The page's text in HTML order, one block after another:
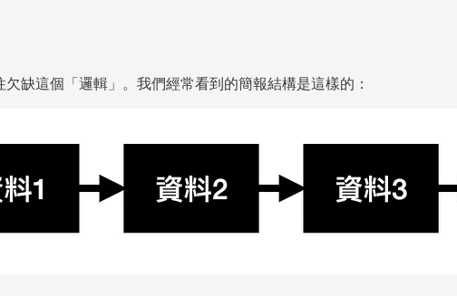
缺這個「邏輯」。我們經常看到的簡報結構是這樣的：